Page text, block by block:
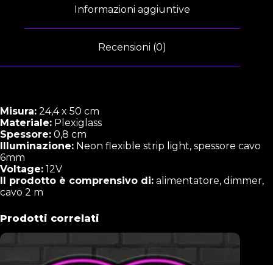
Informazioni aggiuntive
Recensioni (0)
Misura: 24,4 x 50 cm
Materiale: Plexiglass
Spessore: 0,8 cm
Illuminazione: Neon flexible strip light, spessore cavo
6mm
Voltage: 12V
Il prodotto è comprensivo di: alimentatore, dimmer,
cavo 2 m
Prodotti correlati